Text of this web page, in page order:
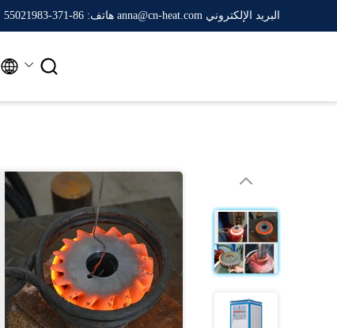
البريد الإلكتروني anna@cn-heat.com هاتف: 86-371-55021983
 